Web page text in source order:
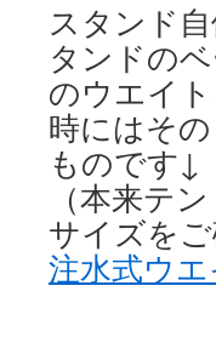
スタンド
タンドの
のウエイ
時にはそ
ものです↓
（本来テ
サイズをご
注水式ウ